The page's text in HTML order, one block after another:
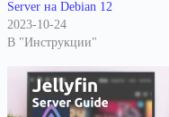
Server на Debian 12
2023-10-24
В "Инструкции"